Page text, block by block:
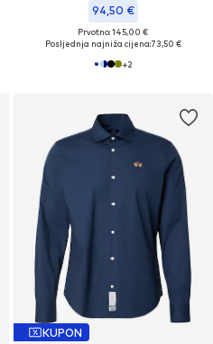
94,50 €
Prvotno: 145,00 €
Posljednja najniža cijena:73,50 €
+2
KUPON